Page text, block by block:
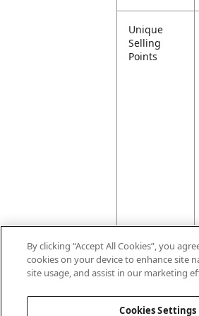
Unique
Selling
Points
By clicking “Accept All Cookies”, you
cookies on your device to enhance site
site usage, and assist in our marketing
Cookies Settings